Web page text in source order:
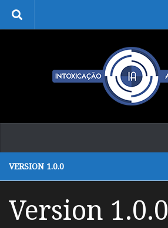
Skip to content
VERSION 1.0.0
Version 1.0.0